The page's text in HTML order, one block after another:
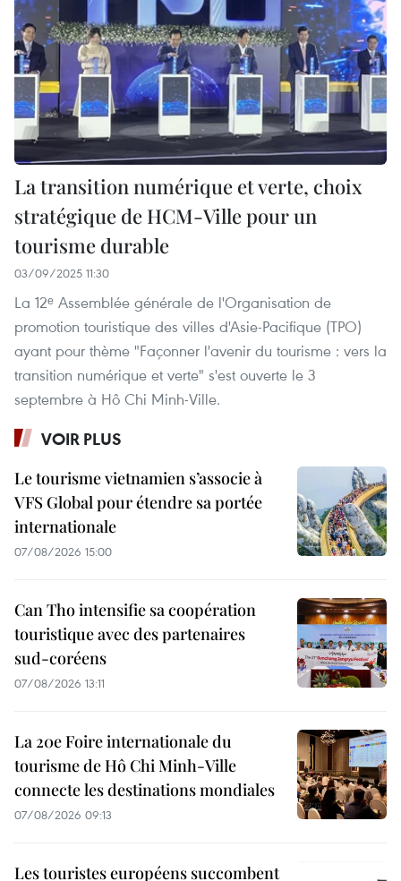
La transition numérique et verte, choix
stratégique de HCM-Ville pour un
tourisme durable
03/09/2025 11:30
La 12ᵉ Assemblée générale de l'Organisation de
promotion touristique des villes d'Asie-Pacifique (TPO)
ayant pour thème "Façonner l'avenir du tourisme : vers la
transition numérique et verte" s'est ouverte le 3
septembre à Hô Chi Minh-Ville.
VOIR PLUS
Le tourisme vietnamien s’associe à
VFS Global pour étendre sa portée
internationale
07/08/2026 15:00
Can Tho intensifie sa coopération
touristique avec des partenaires
sud-coréens
07/08/2026 13:11
La 20e Foire internationale du
tourisme de Hô Chi Minh-Ville
connecte les destinations mondiales
07/08/2026 09:13
Les touristes européens succombent